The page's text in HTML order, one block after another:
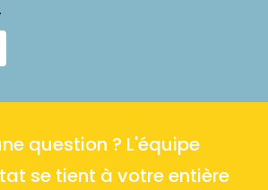
question ? L'équipe
se tient à votre entière